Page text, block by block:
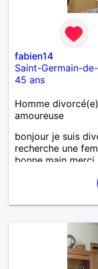
fabien14
Saint-Germain-
45 ans
Homme
amoureuse
bonjour je suis
recherche une
bonne main merci